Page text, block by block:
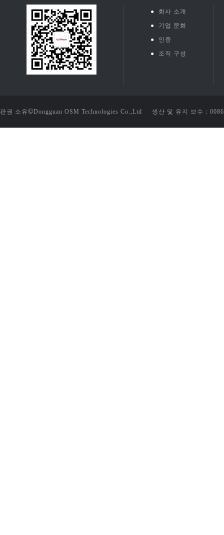
● 회사 소개
● 기업 문화
● 인증
● 조직 구성
판권 소유©Dongguan OSM Technologies Co.,Ltd 생산 및 유지 보수：